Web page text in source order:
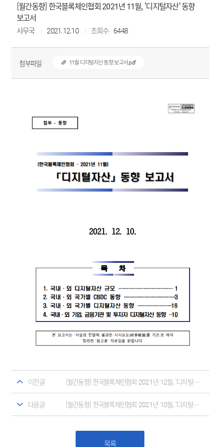
[월간동향] 한국블록체인협회 2021년 11월, '디지털자산' 동향
보고서
사무국 2021.12.10 조회수 6448
첨부파일 11월 디지털자산 동향 보고서.pdf
이전글 [월간동향] 한국블록체인협회 2021년 12월, '디지털자산' 동향 보고서
다음글 [월간동향] 한국블록체인협회 2021년 10월, '디지털자산' 동향 보고서
목록